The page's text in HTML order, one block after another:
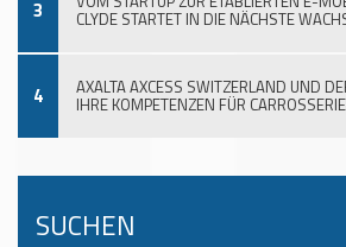
3 CLYDE STARTET IN DIE NÄCHSTE
4 AXALTA AXCESS SWITZERLAND UND
IHRE KOMPETENZEN FÜR
SUCHEN